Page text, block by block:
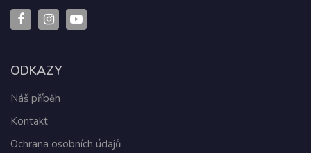
ODKAZY
Náš příběh
Kontakt
Ochrana osobních údajů